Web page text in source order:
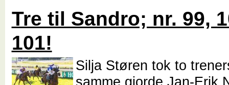
Tre til Sandro; nr. 99,
101!
Silja Støren tok to
samme gjorde Jan-Erik